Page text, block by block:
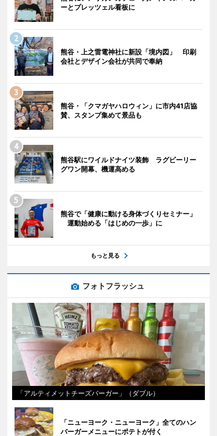
ーとプレッツェル看板に
熊谷・上之雷電神社に新設「境内図」 印刷
会社とデザイン会社が共同で奉納
熊谷・「クマガヤハロウィン」に市内41店協
賛、スタンプ集めて景品も
熊谷駅にワイルドナイツ装飾 ラグビーリー
グワン開幕、機運高める
熊谷で「健康に動ける身体づくりセミナー」
運動始める「はじめの一歩」に
もっと見る
フォトフラッシュ
「アルティメットチーズバーガー」（ダブル）
「ニューヨーク・ニューヨーク」全てのハン
バーガーメニューにポテトが付く